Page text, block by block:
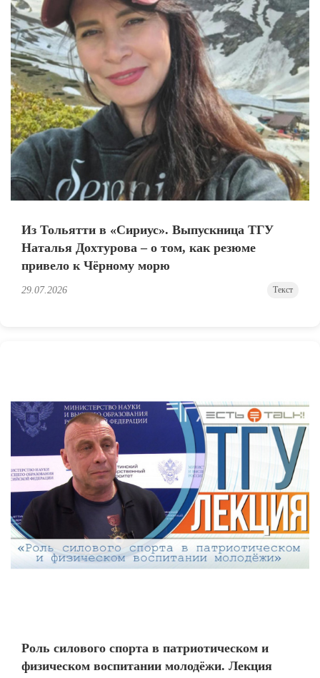
Из Тольятти в «Сириус». Выпускница ТГУ
Наталья Дохтурова – о том, как резюме
привело к Чёрному морю
29.07.2026 Текст
Роль силового спорта в патриотическом и
физическом воспитании молодёжи. Лекция